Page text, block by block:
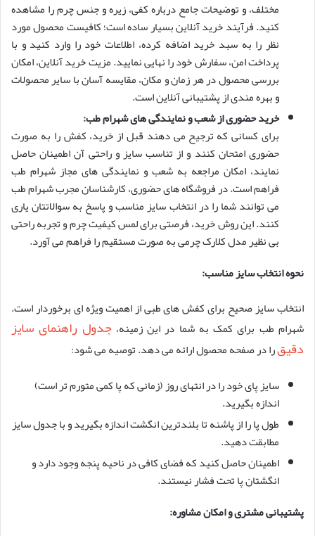
مختلف، و توضیحات جامع درباره کفی، زیره و جنس چرم را مشاهده
کنید. فرآیند خرید آنلاین بسیار ساده است؛ کافیست محصول مورد
نظر را به سبد خرید اضافه کرده، اطلاعات خود را وارد کنید و با
پرداخت امن، سفارش خود را نهایی نمایید. مزیت خرید آنلاین، امکان
بررسی محصول در هر زمان و مکان، مقایسه آسان با سایر محصولات
و بهره مندی از پشتیبانی آنلاین است.
خرید حضوری از شعب و نمایندگی های شهرام طب:
برای کسانی که ترجیح می دهند قبل از خرید، کفش را به صورت
حضوری امتحان کنند و از تناسب سایز و راحتی آن اطمینان حاصل
نمایند، امکان مراجعه به شعب و نمایندگی های مجاز شهرام طب
فراهم است. در فروشگاه های حضوری، کارشناسان مجرب شهرام طب
می توانند شما را در انتخاب سایز مناسب و پاسخ به سوالاتتان یاری
کنند. این روش خرید، فرصتی برای لمس کیفیت چرم و تجربه راحتی
بی نظیر مدل کلارک چرمی به صورت مستقیم را فراهم می آورد.
نحوه انتخاب سایز مناسب:
انتخاب سایز صحیح برای کفش های طبی از اهمیت ویژه ای برخوردار است.
شهرام طب برای کمک به شما در این زمینه،جدول راهنمای سایز
دقیقرا در صفحه محصول ارائه می دهد. توصیه می شود:
سایز پای خود را در انتهای روز (زمانی که پا کمی متورم تر است)
اندازه بگیرید.
طول پا را از پاشنه تا بلندترین انگشت اندازه بگیرید و با جدول سایز
مطابقت دهید.
اطمینان حاصل کنید که فضای کافی در ناحیه پنجه وجود دارد و
انگشتان پا تحت فشار نیستند.
پشتیبانی مشتری و امکان مشاوره: